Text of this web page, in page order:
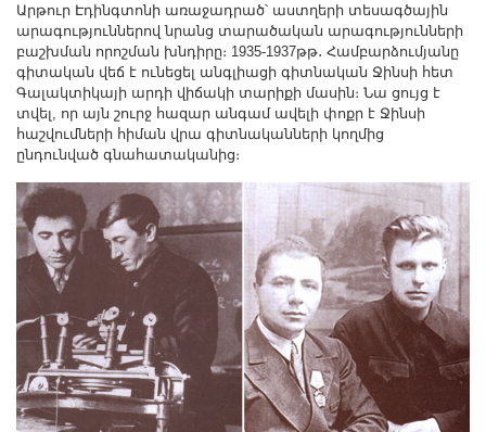
Արթուր Էդինգտոնի առաջադրած՝ աստղերի տեսագծային
արագություններով նրանց տարածական արագությունների
բաշխման որոշման խնդիրը։ 1935-1937թթ․ Համբարձումյանը
գիտական վեճ է ունեցել անգլիացի գիտնական Ջինսի հետ
Գալակտիկայի արդի վիճակի տարիքի մասին։ Նա ցույց է
տվել, որ այն շուրջ հազար անգամ ավելի փոքր է Ջինսի
հաշվումների հիման վրա գիտնականների կողմից
ընդունված գնահատականից։